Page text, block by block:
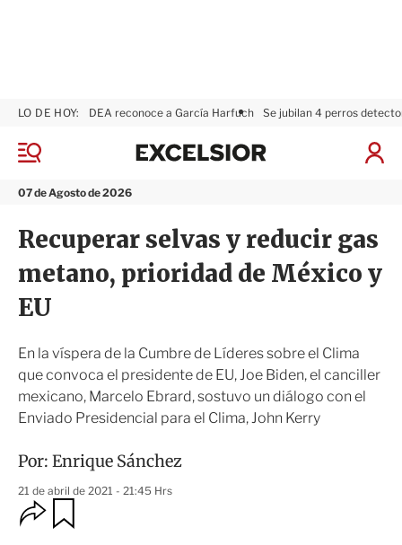
M
n
07 de Agosto de 2026
LO DE HOY: DEA reconoce a García Harfuch Se jubilan 4 perros
I
a
S
x
i
o
Recuperar selvas y reducir gas
metano, prioridad de México y
EU
En la víspera de la Cumbre de Líderes sobre el Clima
que convoca el presidente de EU, Joe Biden, el canciller
mexicano, Marcelo Ebrard, sostuvo un diálogo con el
Enviado Presidencial para el Clima, John Kerry
Por: Enrique Sánchez
21 de abril de 2021 - 21:45 Hrs
O
p